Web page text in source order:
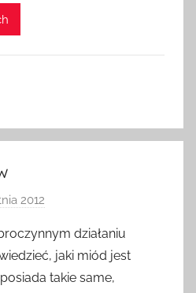
2012
z
e
z
działaniu
jaki miód jest
takie same,